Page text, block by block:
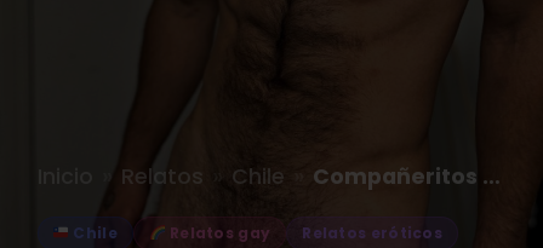
» Relatos Chile Compañeritos de colegio
Chile Relatos gay Relatos eróticos